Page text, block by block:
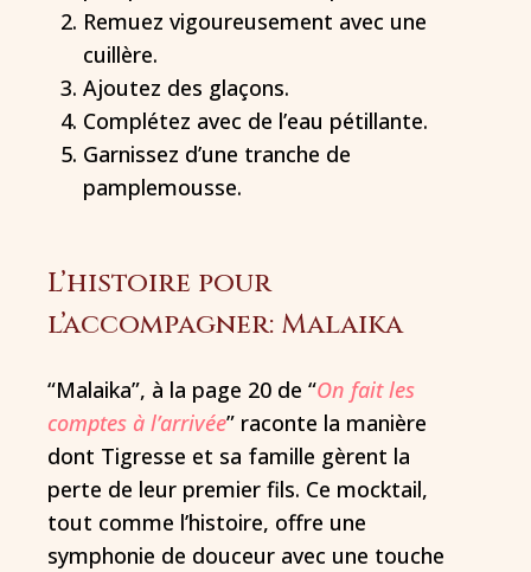
Remuez vigoureusement avec une
cuillère.
Ajoutez des glaçons.
Complétez avec de l’eau pétillante.
Garnissez d’une tranche de
pamplemousse.
L’histoire pour
l’accompagner: Malaika
“Malaika”, à la page 20 de “On fait les
comptes à l’arrivée” raconte la manière
dont Tigresse et sa famille gèrent la
perte de leur premier fils. Ce mocktail,
tout comme l’histoire, offre une
symphonie de douceur avec une touche